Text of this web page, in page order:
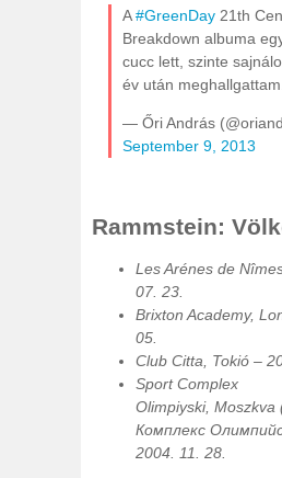
A#GreenDay 21th
Breakdown albuma
cucc lett, szinte
év után meghallgattam.
— Őri András
September 9, 2013
Rammstein:
Les Arénes de
07. 23.
Brixton Academy,
05.
Club Citta, Tokió –
Sport Complex
Olimpiyski,
Комплекс
2004. 11. 28.